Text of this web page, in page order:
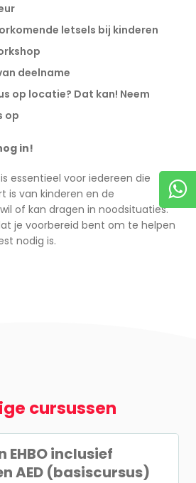
letsels bij kinderen
deelname
op locatie? Dat kan! Neem
op
in!
is essentieel voor iedereen die
is van kinderen en de
of kan dragen in noodsituaties.
je voorbereid bent om te helpen
nodig is.
cursussen
EHBO inclusief
AED (basiscursus)